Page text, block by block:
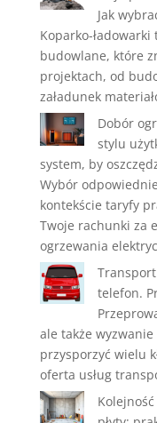
Jak
Koparko-
budowlane, które
projektach, od
załadunek
Dobór
stylu
system, by
Wybór
kontekście taryfy
Twoje rachunki za
ogrzewania
telefon.
ale także
przysporzyć wielu
oferta usług